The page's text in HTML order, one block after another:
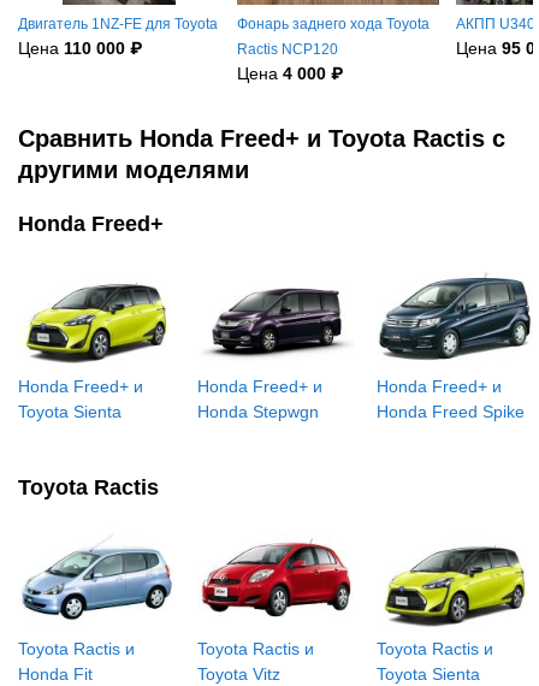
Двигатель 1NZ-FE для Toyota
Цена 110 000 ₽
Фонарь заднего хода Toyota
Ractis NCP120
Цена 4 000 ₽
АКПП
Цена 95
Сравнить Honda Freed+ и Toyota Ractis с
другими моделями
Honda Freed+
Honda Freed+ и
Toyota Sienta
Honda Freed+ и
Honda Stepwgn
Honda Freed+ и
Honda Freed Spike
Toyota Ractis
Toyota Ractis и
Honda Fit
Toyota Ractis и
Toyota Vitz
Toyota Ractis и
Toyota Sienta